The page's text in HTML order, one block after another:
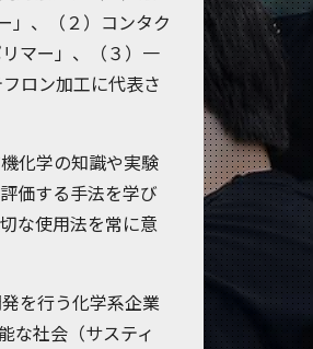
」、（２）コンタク
マー」、（３）一
ロン加工に代表さ
化学の知識や実験
価する手法を学び
な使用法を常に意
を行う化学系企業
な社会（サスティ